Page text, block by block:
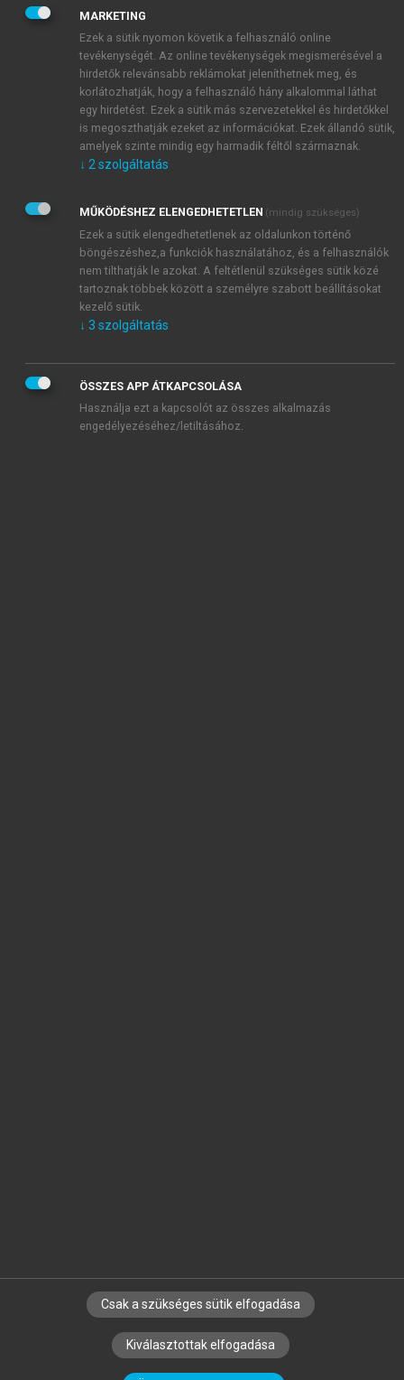
JELSZÓ
JELSZÓ ÚJRA
Kérek értesítést a MeRSZ újdonságairól, akcióiról.
Kérek értesítést az Akadémiai Kiadó Zrt. újdonságairól,
Adatkezelési tájékoztatóbanfoglaltakat tudomásul
veszem és elfogadom.
Általános vásárlási feltételeket, valamint a szotar.netés a
mersz.huoldalak licencszerződéseiben foglaltakat
tudomásul veszem és elfogadom.
KIPRÓBÁLOM
SZERZŐKNEK CÉGEKNEK KÖNYVTÁROSOKNAK
SZERKESZTÉSI ÉS LEKTORÁLÁSI ALAPELVEK
MARKETING
Ezek a sütik nyomon követik a felhasználó online
tevékenységét. Az online tevékenységek megismerésével a
hirdetők relevánsabb reklámokat jeleníthetnek meg, és
korlátozhatják, hogy a felhasználó hány alkalommal láthat
egy hirdetést. Ezek a sütik más szervezetekkel és hirdetőkkel
is megoszthatják ezeket az információkat. Ezek állandó sütik,
amelyek szinte mindig egy harmadik féltől származnak.
↓ 2 szolgáltatás
MŰKÖDÉSHEZ ELENGEDHETETLEN (mindig szükséges)
Ezek a sütik elengedhetetlenek az oldalunkon történő
böngészéshez,a funkciók használatához, és a felhasználók
nem tilthatják le azokat. A feltétlenül szükséges sütik közé
tartoznak többek között a személyre szabott beállításokat
kezelő sütik.
↓ 3 szolgáltatás
ÖSSZES APP ÁTKAPCSOLÁSA
Használja ezt a kapcsolót az összes alkalmazás
engedélyezéséhez/letiltásához.
Csak a szükséges sütik elfogadása
Kiválasztottak elfogadása